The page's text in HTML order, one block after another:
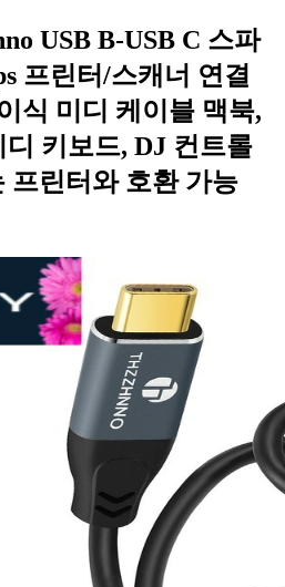
USB B-USB C 스파
프린터/스캐너 연결
식 미디 케이블 맥북,
키보드, DJ 컨트롤
프린터와 호환 가능